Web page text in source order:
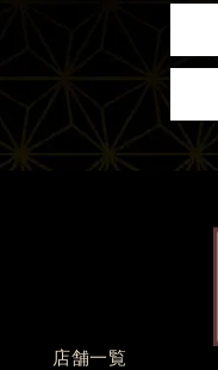
店舗一覧